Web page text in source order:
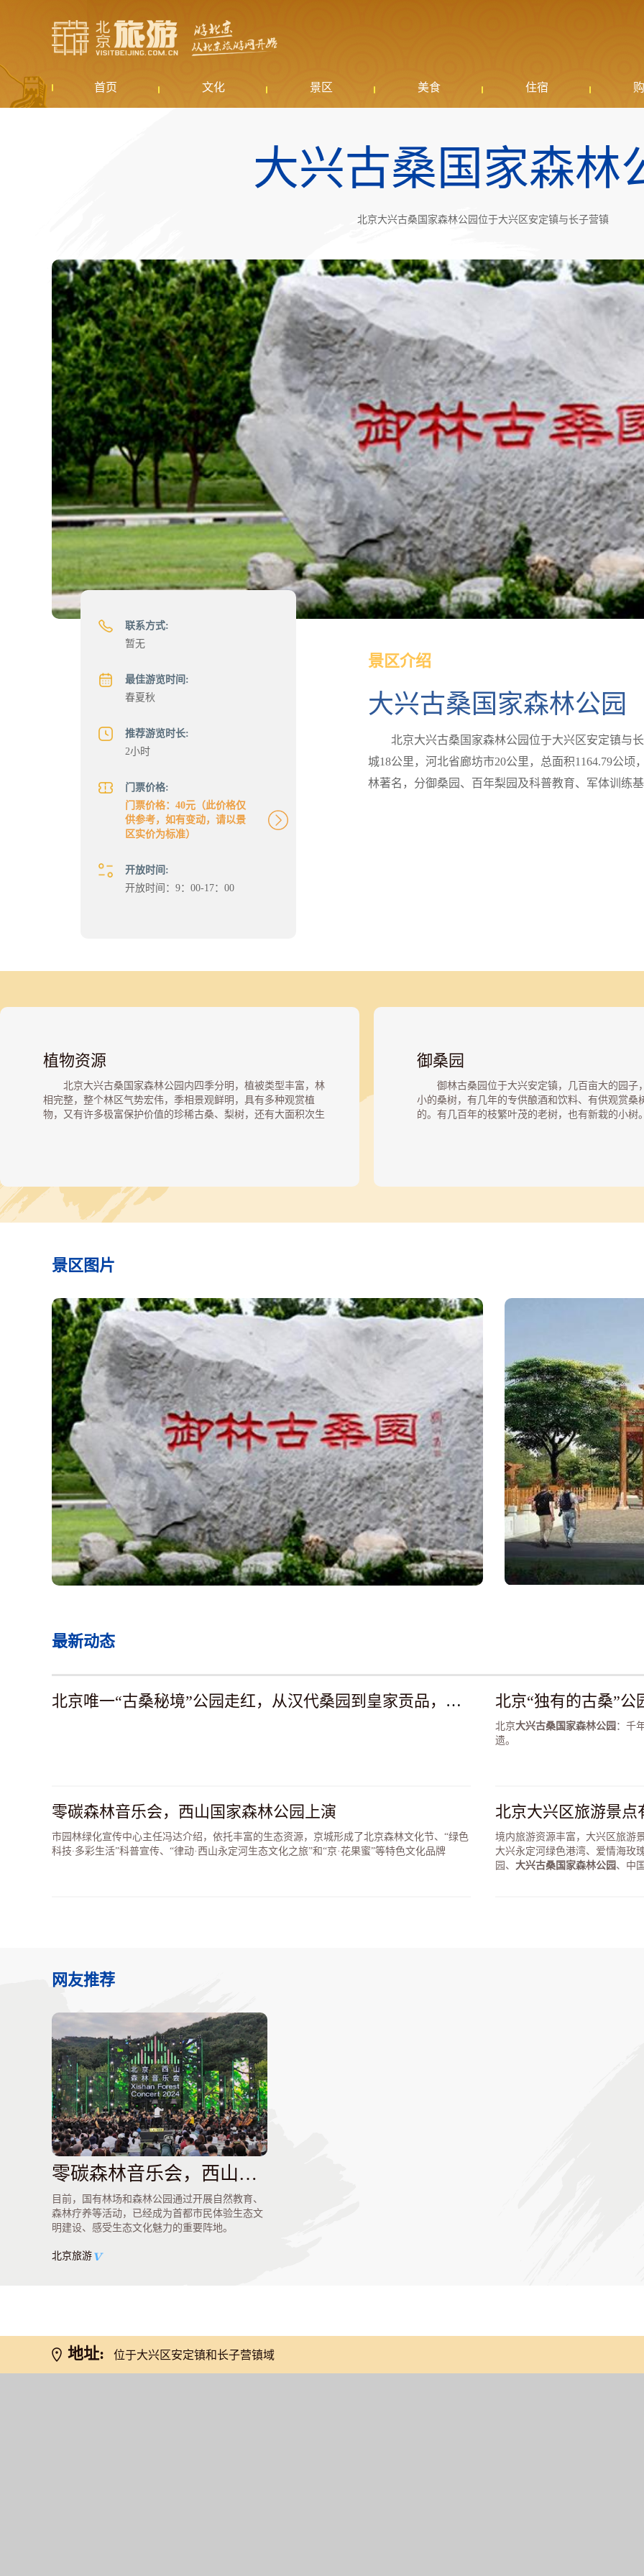
首页 文化 景区 美食 住宿
大兴古桑国家森林
北京大兴古桑国家森林公园位于大兴区安定镇与长子营镇
联系方式:
暂无
最佳游览时间:
春夏秋
推荐游览时长:
2小时
门票价格:
门票价格：40元（此价格仅
供参考，如有变动，请以景
区实价为标准）
开放时间:
开放时间：9：00-17：00
景区介绍
大兴古桑国家森林公园
北京大兴古桑国家森林公园位于大兴区安定镇与长
城18公里，河北省廊坊市20公里，总面积1164.79公
林著名，分御桑园、百年梨园及科普教育、军体训练
植物资源
北京大兴古桑国家森林公园内四季分明，植被类型丰富，林
相完整，整个林区气势宏伟，季相景观鲜明，具有多种观赏植
物，又有许多极富保护价值的珍稀古桑、梨树，还有大面积次生
御桑园
御林古桑园位于大兴安定镇，几百亩大的园子
小的桑树，有几年的专供酿酒和饮料、有供观赏桑
的。有几百年的枝繁叶茂的老树，也有新栽的小树
着点红，其名曰“红蜻蜓”。
景区图片
最新动态
北京唯一“古桑秘境”公园走红，从汉代桑园到皇家贡品，古桑公园的“前世今生”，一段“跨越千年”的桑蚕文化传奇
北京大兴古桑国家森林公园 ：千
遗。
零碳森林音乐会，西山国家森林公园上演
市园林绿化宣传中心主任冯达介绍，依托丰富的生态资源，京城形成了北京森林文化节、“绿色
科技∙多彩生活”科普宣传、“律动·西山永定河生态文化之旅”和“京·花果蜜”等特色文化品牌
北京大兴区旅游景点
境内旅游资源丰富，大兴区旅游
大兴永定河绿色港湾、爱情海玫
园、 大兴古桑国家森林公园 、中
网友推荐
零碳森林音乐会，西山国家森林公园上演
目前，国有林场和森林公园通过开展自然教育、
森林疗养等活动，已经成为首都市民体验生态文
明建设、感受生态文化魅力的重要阵地。
北京旅游
地址: 位于大兴区安定镇和长子营镇域